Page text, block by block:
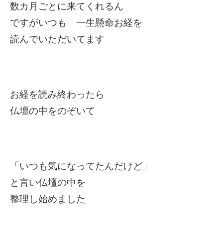
数カ月ごとに来てくれるん
ですがいつも 一生懸命お経を
読んでいただいてます
お経を読み終わったら
仏壇の中をのぞいて
「いつも気になってたんだけど」
と言い仏壇の中を
整理し始めました